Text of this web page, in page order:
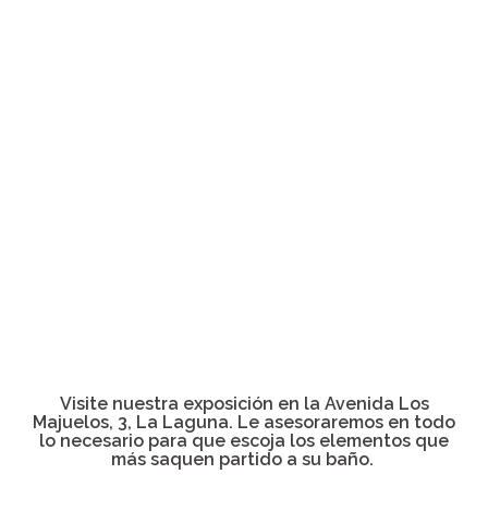
Visite nuestra exposición en la Avenida Los
Majuelos, 3, La Laguna. Le asesoraremos en todo
lo necesario para que escoja los elementos que
más saquen partido a su baño.